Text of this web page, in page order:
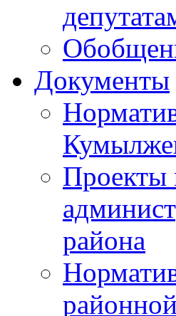
Документы
Проекты
района